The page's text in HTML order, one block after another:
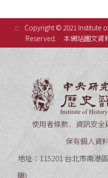
:::
Copyright © 2021 Institute
Reserved.
本網站圖文資
使用者條款、資訊安全
保有個人資
地址：115201 台北市南港
圖)